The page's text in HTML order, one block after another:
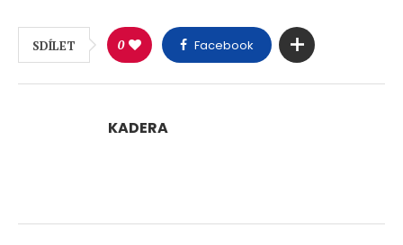
SDÍLET 0 Facebook
KADERA